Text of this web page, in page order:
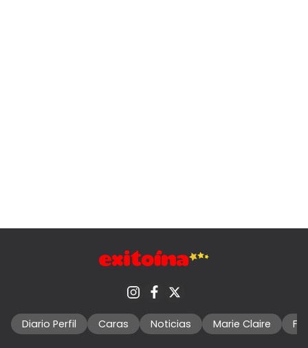
Diario Perfil Caras Noticias Marie Claire